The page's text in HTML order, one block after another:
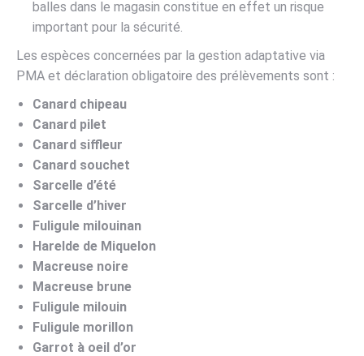
balles dans le magasin constitue en effet un risque
important pour la sécurité.
Les espèces concernées par la gestion adaptative via
PMA et déclaration obligatoire des prélèvements sont :
Canard chipeau
Canard pilet
Canard siffleur
Canard souchet
Sarcelle d’été
Sarcelle d’hiver
Fuligule milouinan
Harelde de Miquelon
Macreuse noire
Macreuse brune
Fuligule milouin
Fuligule morillon
Garrot à oeil d’or